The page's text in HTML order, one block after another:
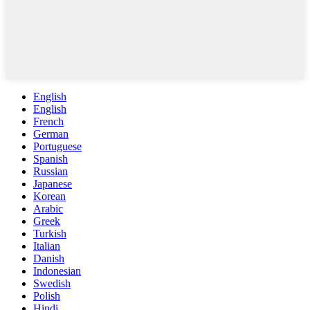
English
English
French
German
Portuguese
Spanish
Russian
Japanese
Korean
Arabic
Greek
Turkish
Italian
Danish
Indonesian
Swedish
Polish